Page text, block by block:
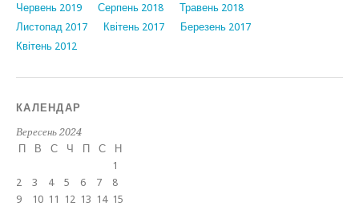
Червень 2019
Серпень 2018
Травень 2018
Листопад 2017
Квітень 2017
Березень 2017
Квітень 2012
КАЛЕНДАР
Вересень 2024
П
В С Ч П С Н
1
2
3 4 5 6 7
8
9
10 11 12 13 14 15